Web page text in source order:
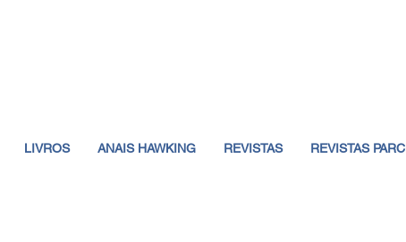
LIVROS ANAIS HAWKING REVISTAS REVISTAS